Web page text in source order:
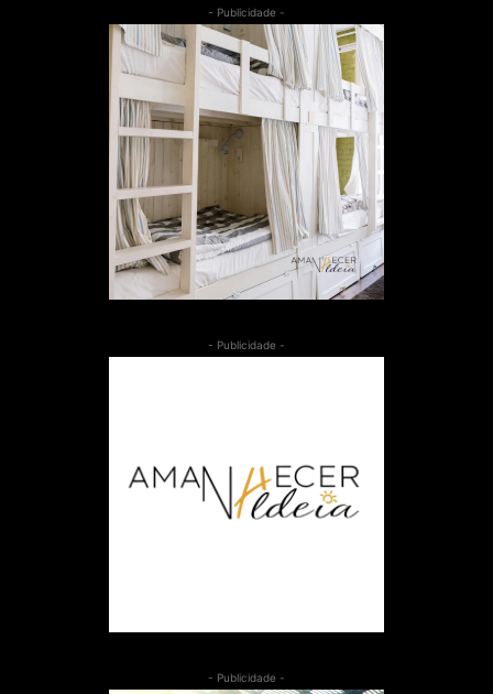
- Publicidade -
- Publicidade -
- Publicidade -